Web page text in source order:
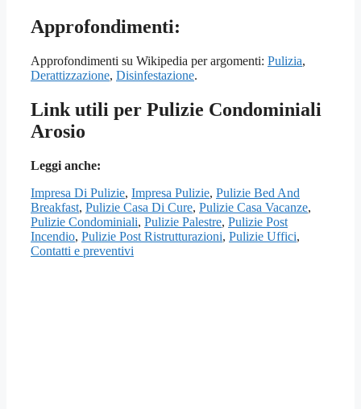
Approfondimenti:
Approfondimenti su Wikipedia per argomenti: Pulizia,
Derattizzazione, Disinfestazione.
Link utili per Pulizie Condominiali
Arosio
Leggi anche:
Impresa Di Pulizie, Impresa Pulizie, Pulizie Bed And
Breakfast, Pulizie Casa Di Cure, Pulizie Casa Vacanze,
Pulizie Condominiali, Pulizie Palestre, Pulizie Post
Incendio, Pulizie Post Ristrutturazioni, Pulizie Uffici,
Contatti e preventivi